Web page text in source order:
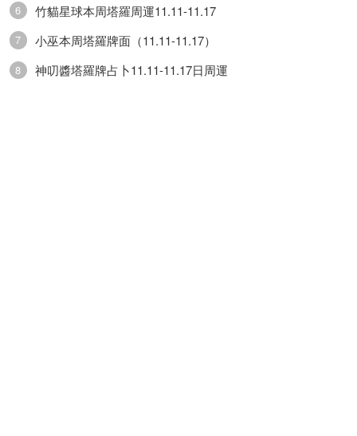
6 竹貓星球本周塔羅周運11.11-11.17
7 小巫本周塔羅牌面（11.11-11.17）
8 神叨醬塔羅牌占卜11.11-11.17日周運